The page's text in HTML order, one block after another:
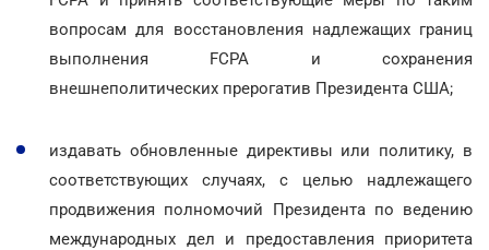
вопросам для восстановления надлежащих границ
выполнения FCPA и сохранения
внешнеполитических прерогатив Президента США;
издавать обновленные директивы или политику, в
соответствующих случаях, с целью надлежащего
продвижения полномочий Президента по ведению
международных дел и предоставления приоритета